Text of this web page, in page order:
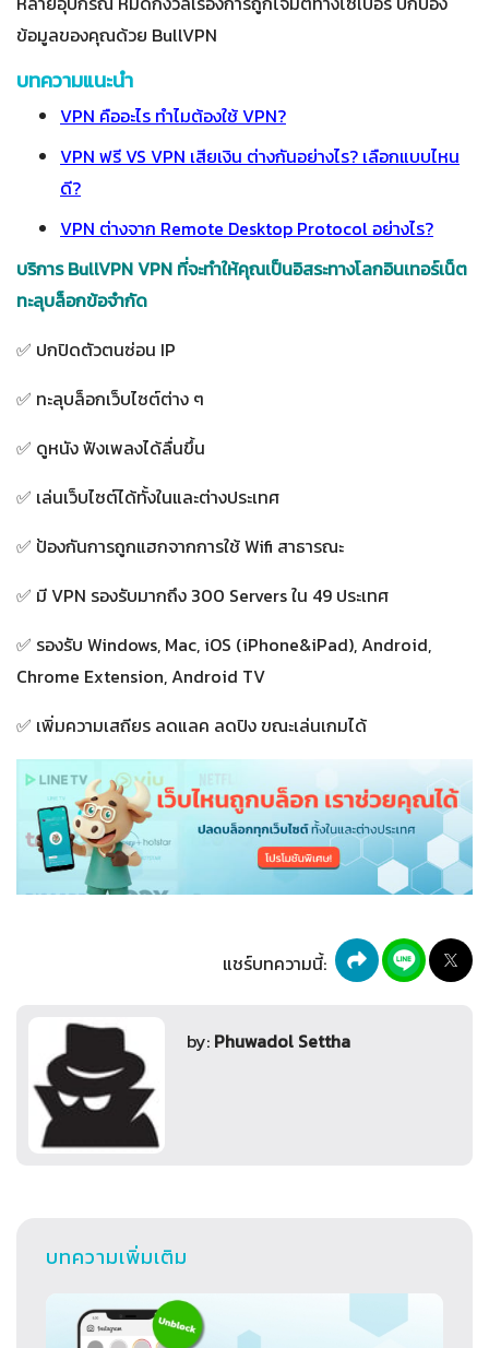
ข้อมูลของคุณด้วย BullVPN
บทความแนะนำ
VPN คืออะไร ทำไมต้องใช้ VPN?
VPN ฟรี VS VPN เสียเงิน ต่างกันอย่างไร? เลือกแบบไหน
ดี?
VPN ต่างจาก Remote Desktop Protocol อย่างไร?
บริการ BullVPN VPN ที่จะทำให้คุณเป็นอิสระทางโลกอินเทอร์เน็ต
ทะลุบล็อกข้อจำกัด
✅ ปกปิดตัวตนซ่อน IP
✅ ทะลุบล็อกเว็บไซต์ต่าง ๆ
✅ ดูหนัง ฟังเพลงได้ลื่นขึ้น
✅ เล่นเว็บไซต์ได้ทั้งในและต่างประเทศ
✅ ป้องกันการถูกแฮกจากการใช้ Wifi สาธารณะ
✅ มี VPN รองรับมากถึง 300 Servers ใน 49 ประเทศ
✅ รองรับ Windows, Mac, iOS (iPhone&iPad), Android,
Chrome Extension, Android TV
✅ เพิ่มความเสถียร ลดแลค ลดปิง ขณะเล่นเกมได้
แชร์บทความนี้:
by: Phuwadol Settha
บทความเพิ่มเติม